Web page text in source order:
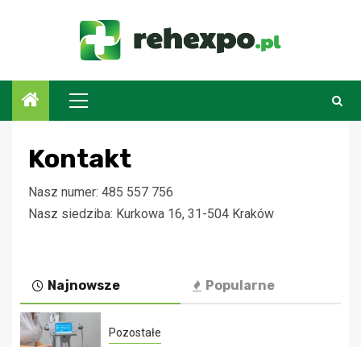
Menu
główne
Kontakt
Nasz numer: 485 557 756
Nasz siedziba: Kurkowa 16, 31-504 Kraków
Najnowsze Popularne
Pozostałe